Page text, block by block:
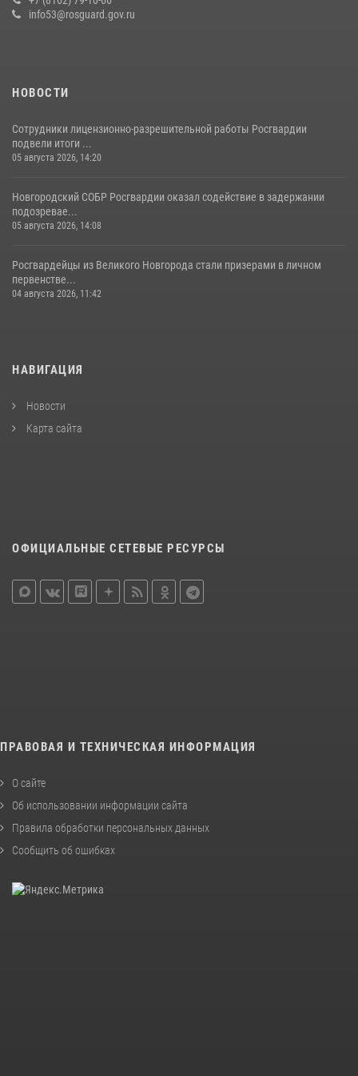
20 июля 2026, 15:10
info53@rosguard.gov.ru
НОВОСТИ
Сотрудники лицензионно-разрешительной работы Росгвардии
подвели итоги ...
05 августа 2026, 14:20
Новгородский СОБР Росгвардии оказал содействие в задержании
подозревае...
05 августа 2026, 14:08
Росгвардейцы из Великого Новгорода стали призерами в личном
первенстве...
04 августа 2026, 11:42
НАВИГАЦИЯ
Новости
Карта сайта
ОФИЦИАЛЬНЫЕ СЕТЕВЫЕ РЕСУРСЫ
ПРАВОВАЯ И ТЕХНИЧЕСКАЯ ИНФОРМАЦИЯ
О сайте
Об использовании информации сайта
Правила обработки персональных данных
Сообщить об ошибках